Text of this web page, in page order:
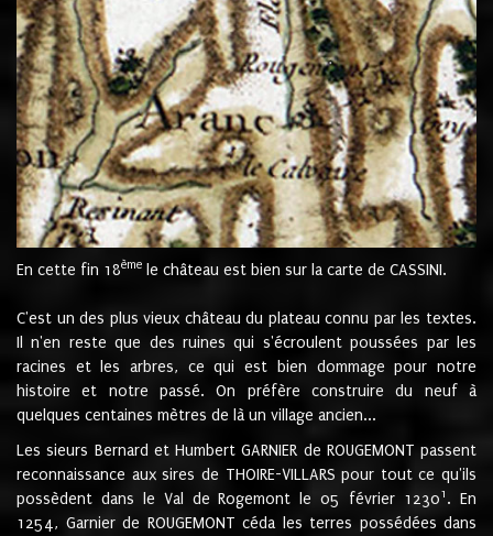
En cette fin 18ème le château est bien sur la carte de CASSINI.
C'est un des plus vieux château du plateau connu par les textes.
Il n'en reste que des ruines qui s'écroulent poussées par les
racines et les arbres, ce qui est bien dommage pour notre
histoire et notre passé. On préfère construire du neuf à
quelques centaines mètres de là un village ancien...
Les sieurs Bernard et Humbert GARNIER de ROUGEMONT passent
reconnaissance aux sires de THOIRE-VILLARS pour tout ce qu'ils
possèdent dans le Val de Rogemont le 05 février 12301 . En
1254, Garnier de ROUGEMONT céda les terres possédées dans